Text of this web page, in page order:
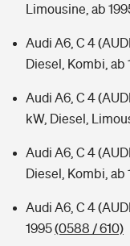
Limousine, ab
Audi A6, C 4
Diesel, Kombi, ab
Audi A6, C 4
kW, Diesel,
Audi A6, C 4
Diesel, Kombi, ab
Audi A6, C 4
1995(0588 / 610)